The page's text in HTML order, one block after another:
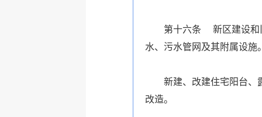
第十六条 新区建设和
水、污水管网及其附属设施
新建、改建住宅阳台、
改造。